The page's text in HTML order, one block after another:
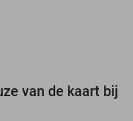
43%
van de kaart bij